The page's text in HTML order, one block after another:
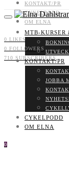
KONTAKT/PR
CYKELPODD
OM ELNA
0 LIKES
0 FOLLOWERS
710 SUBSCRIBERS
MTB-KURSER
KONTAKT/PR
JOBBA
CYKELPODD
OM ELNA
0